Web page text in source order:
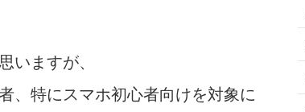
いますが、
、特にスマホ初心者向けを対象に